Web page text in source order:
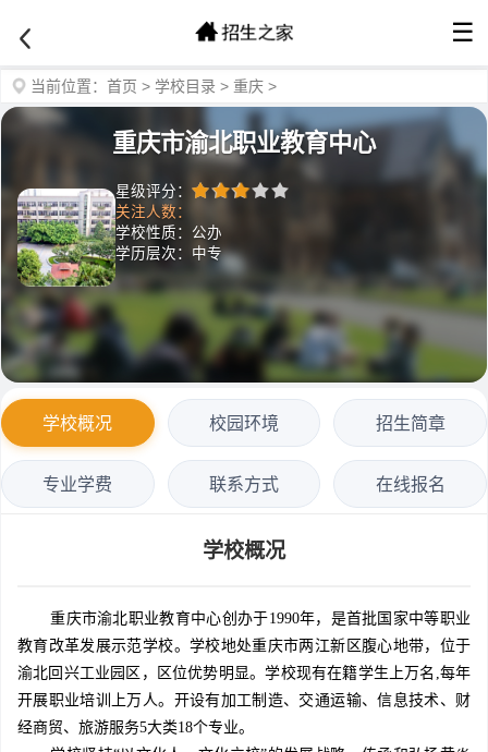
☰
当前位置： 首页 > 学校目录 > 重庆 >
重庆市渝北职业教育中心
星级评分：
关注人数：
学校性质：公办
学历层次：中专
学校概况 校园环境 招生简章
专业学费 联系方式 在线报名
学校概况
重庆市渝北职业教育中心创办于1990年，是首批国家中等职业
教育改革发展示范学校。学校地处重庆市两江新区腹心地带，位于
渝北回兴工业园区，区位优势明显。学校现有在籍学生上万名,每年
开展职业培训上万人。开设有加工制造、交通运输、信息技术、财
经商贸、旅游服务5大类18个专业。